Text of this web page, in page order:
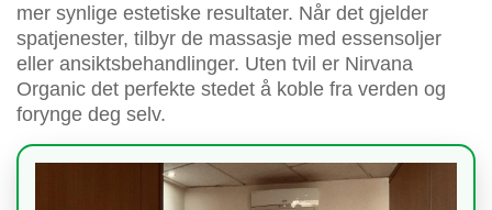
mer synlige estetiske resultater. Når det gjelder
spatjenester, tilbyr de massasje med essensoljer
eller ansiktsbehandlinger. Uten tvil er Nirvana
Organic det perfekte stedet å koble fra verden og
forynge deg selv.